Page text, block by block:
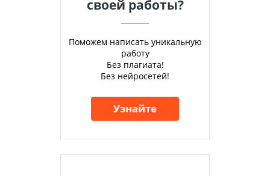
своей работы?
Поможем написать уникальную
работу
Без плагиата!
Без нейросетей!
Узнайте